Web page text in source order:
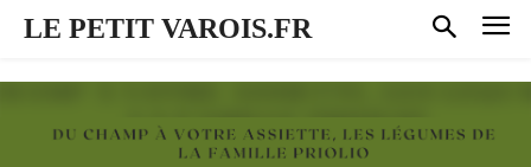
LE PETIT VAROIS.FR